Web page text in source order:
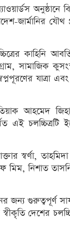
অনুষ্ঠানে
জার্মানির
কাহিনি
সামাজিক
যাত্রা
আহমেদ
এই চলচ্চিত্রটি
স্বর্ণা,
মিম, নিশাত
জন্য গুরুত্বপূর্ণ
দেশের